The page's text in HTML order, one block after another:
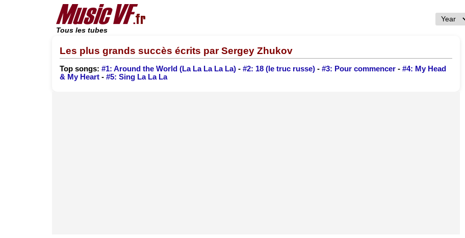
Tous les tubes
Les plus grands succès écrits par Sergey Zhukov
Top songs: #1: Around the World (La La La La La) - #2: 18 (le truc russe) - #3: Pour commencer - #4: My Head
& My Heart - #5: Sing La La La